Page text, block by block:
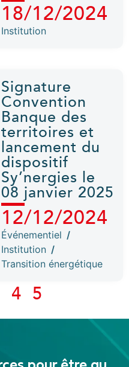
18/12/2024
Institution
Signature
Convention
Banque des
territoires et
lancement du
dispositif
Sy’nergies le
08 janvier 2025
12/12/2024
Événementiel /
Institution /
Transition énergétique
4 5